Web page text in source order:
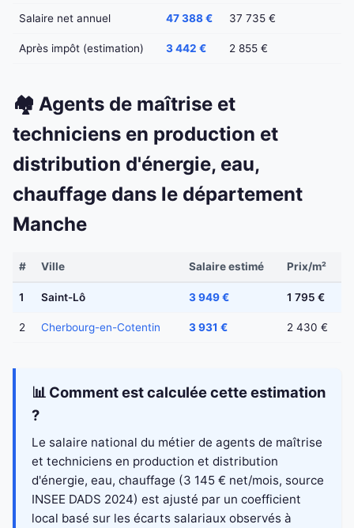
Salaire net annuel 47 388 € 37 735 €
Après impôt (estimation) 3 442 € 2 855 €
🏘️ Agents de maîtrise et
techniciens en production et
distribution d'énergie, eau,
chauffage dans le département
Manche
# Ville Salaire estimé Prix/m²
1 Saint-Lô 3 949 € 1 795 €
2 Cherbourg-en-Cotentin 3 931 € 2 430 €
📊 Comment est calculée cette estimation
?
Le salaire national du métier de agents de maîtrise
et techniciens en production et distribution
d'énergie, eau, chauffage (3 145 € net/mois, source
INSEE DADS 2024) est ajusté par un coefficient
local basé sur les écarts salariaux observés à